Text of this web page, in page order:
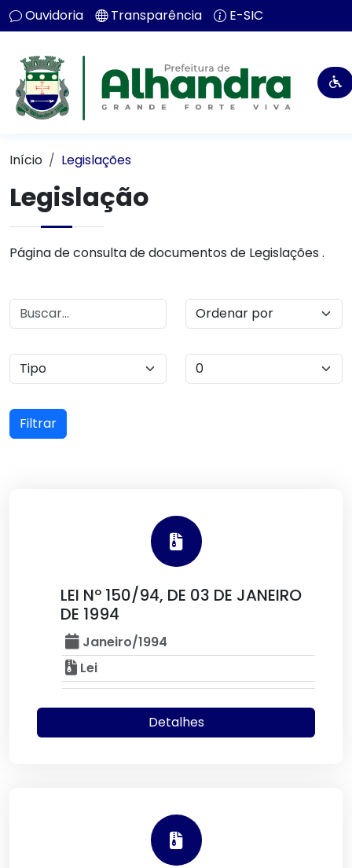
Ouvidoria Transparência E-SIC
Início Legislações
Legislação
Página de consulta de documentos de Legislações .
Filtrar
LEI Nº 150/94, DE 03 DE JANEIRO
DE 1994
Janeiro/1994
Lei
Detalhes